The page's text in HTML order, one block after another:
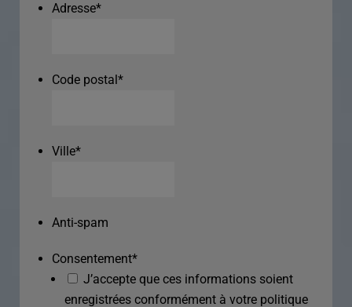
Adresse*
Code postal*
Ville*
Anti-spam
Consentement*
J’accepte que ces informations soient
enregistrées conformément à votre politique